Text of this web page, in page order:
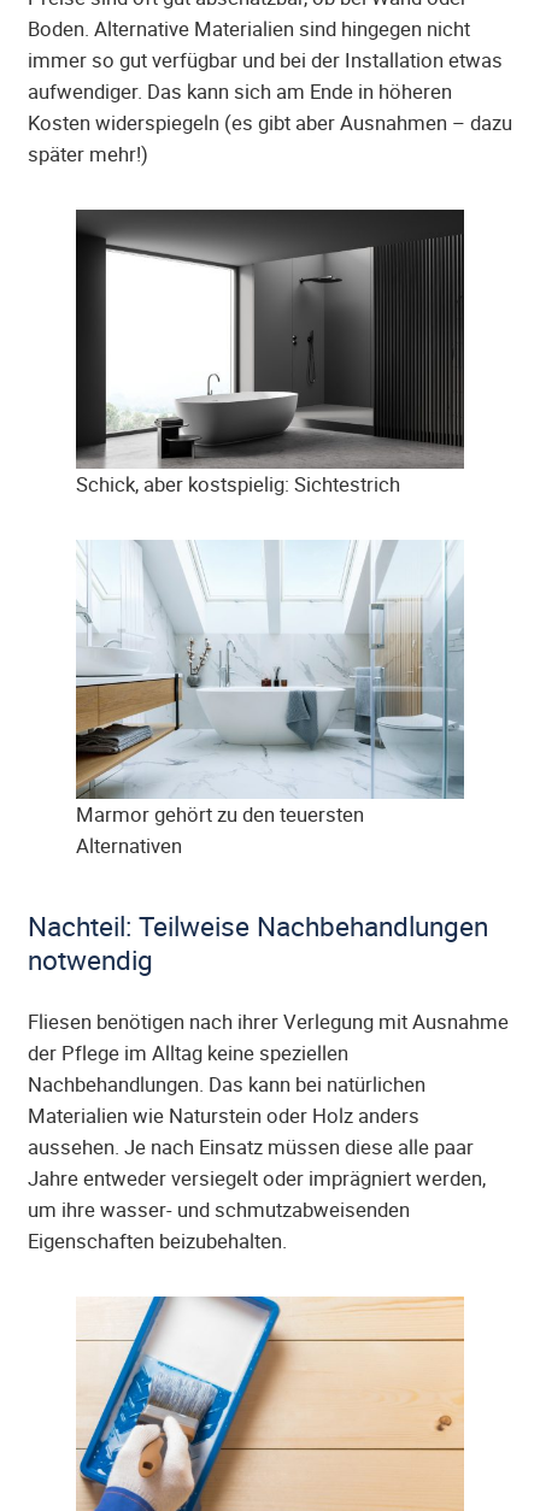
Boden. Alternative Materialien sind hingegen nicht
immer so gut verfügbar und bei der Installation etwas
aufwendiger. Das kann sich am Ende in höheren
Kosten widerspiegeln (es gibt aber Ausnahmen – dazu
später mehr!)
Schick, aber kostspielig: Sichtestrich
Marmor gehört zu den teuersten
Alternativen
Nachteil: Teilweise Nachbehandlungen
notwendig
Fliesen benötigen nach ihrer Verlegung mit Ausnahme
der Pflege im Alltag keine speziellen
Nachbehandlungen. Das kann bei natürlichen
Materialien wie Naturstein oder Holz anders
aussehen. Je nach Einsatz müssen diese alle paar
Jahre entweder versiegelt oder imprägniert werden,
um ihre wasser- und schmutzabweisenden
Eigenschaften beizubehalten.